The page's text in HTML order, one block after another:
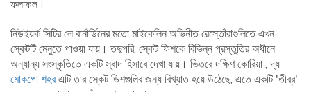
ফলাফল।
নিউইয়র্ক সিটির লে বার্নার্ডিনের মতো মাইকেলিন অভিনীত রেস্তোঁরাগুলিতে এখন
স্কেটটি মেনুতে পাওয়া যায়। তদুপরি, স্কেট ফিশকে বিভিন্ন প্রস্তুতির অধীনে
অন্যান্য সংস্কৃতিতে একটি স্বাদ হিসাবে দেখা যায়। ভিতরে দক্ষিণ কোরিয়া , দ্য
মোকপো শহরএটি তার স্কেট ডিশগুলির জন্য বিখ্যাত হয়ে উঠেছে, এতে একটি 'তীব্র'